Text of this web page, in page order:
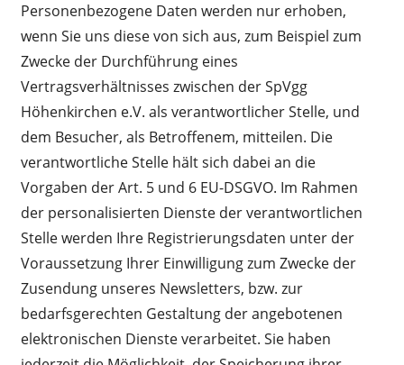
Personenbezogene Daten werden nur erhoben,
wenn Sie uns diese von sich aus, zum Beispiel zum
Zwecke der Durchführung eines
Vertragsverhältnisses zwischen der SpVgg
Höhenkirchen e.V. als verantwortlicher Stelle, und
dem Besucher, als Betroffenem, mitteilen. Die
verantwortliche Stelle hält sich dabei an die
Vorgaben der Art. 5 und 6 EU-DSGVO. Im Rahmen
der personalisierten Dienste der verantwortlichen
Stelle werden Ihre Registrierungsdaten unter der
Voraussetzung Ihrer Einwilligung zum Zwecke der
Zusendung unseres Newsletters, bzw. zur
bedarfsgerechten Gestaltung der angebotenen
elektronischen Dienste verarbeitet. Sie haben